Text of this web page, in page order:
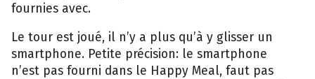
fournies avec.
Le tour est joué, il n’y a plus qu’à y glisser un
smartphone. Petite précision: le smartphone
n’est pas fourni dans le Happy Meal, faut pas